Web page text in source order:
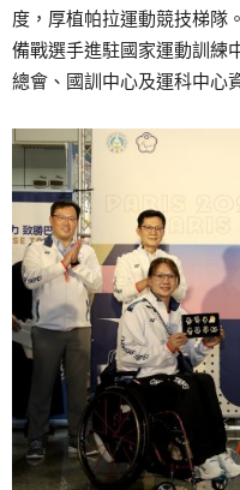
度，厚植帕拉運動競技梯隊
備戰選手進駐國家運動訓練
總會、國訓中心及運科中心